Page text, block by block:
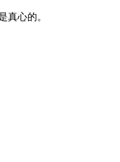
真心的。